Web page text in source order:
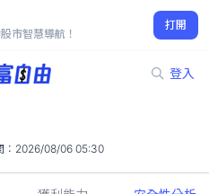
市智慧導航！
打開
登入
2026/08/06 05:30